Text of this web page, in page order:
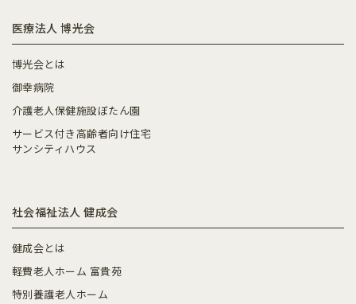
医療法人 博光会
博光会とは
御幸病院
介護老人保健施設ぼたん園
サービス付き高齢者向け住宅
サンシティハウス
社会福祉法人 健成会
健成会とは
軽費老人ホーム 富貴苑
特別養護老人ホーム